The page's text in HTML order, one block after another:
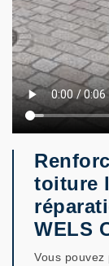
toiture
WELS
Vous